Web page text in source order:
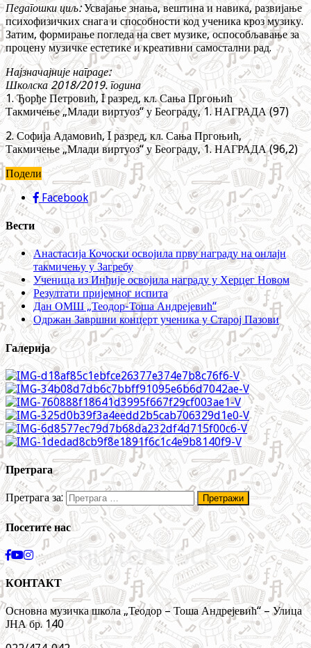
Педагошки циљ:Усвајање знања, вештина и навика, развијање
психофизичких снага и способности код ученика кроз музику.
Затим, формирање погледа на свет музике, оспособљавање за
процену музичке естетике и креативни самостални рад.
Најзначајније награде:
Школска 2018/2019. година
1. Ђорђе Петровић, I разред, кл. Сања Пргоњић
Такмичење „Млади виртуоз“ у Београду, 1. НАГРАДА (97)
2. Софија Адамовић, I разред, кл. Сања Пргоњић,
Такмичење „Млади виртуоз“ у Београду, 1. НАГРАДА (96,2)
Подели
Facebook
Вести
Анастасија Кочоски освојила прву награду на онлајн
такмичењу у Загребу
Ученица из Инђије освојила награду у Херцег Новом
Резултати пријемног испита
Дан ОМШ „Теодор-Тоша Андрејевић“
Одржан Завршни концерт ученика у Старој Пазови
Галерија
Претрага
Претрага за:
Посетите нас
КОНТАКТ
Основна музичка школа „Теодор – Тоша Андрејевић“ – Улица
ЈНА бр. 140